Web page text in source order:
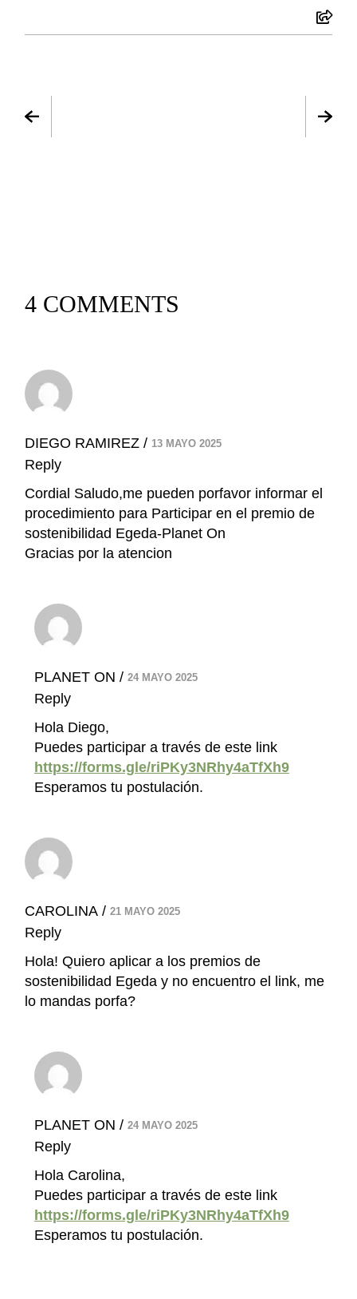
4 COMMENTS
DIEGO RAMIREZ 13 MAYO 2025
Reply
Cordial Saludo,me pueden porfavor informar el
procedimiento para Participar en el premio de
sostenibilidad Egeda-Planet On
Gracias por la atencion
PLANET ON 24 MAYO 2025
Reply
Hola Diego,
Puedes participar a través de este link
https://forms.gle/riPKy3NRhy4aTfXh9
Esperamos tu postulación.
CAROLINA 21 MAYO 2025
Reply
Hola! Quiero aplicar a los premios de
sostenibilidad Egeda y no encuentro el link, me
lo mandas porfa?
PLANET ON 24 MAYO 2025
Reply
Hola Carolina,
Puedes participar a través de este link
https://forms.gle/riPKy3NRhy4aTfXh9
Esperamos tu postulación.